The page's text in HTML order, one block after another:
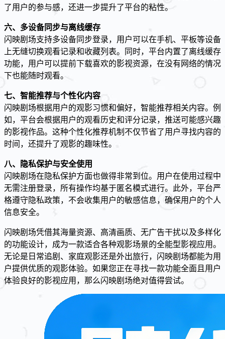
了用户的参与感，还进一步提升了平台的粘性。
六、多设备同步与离线缓存
闪映剧场支持多设备同步登录，用户可以在手机、平板等设备
上无缝切换观看记录和收藏列表。同时，平台内置了离线缓存
功能，用户可以提前下载喜欢的影视资源，在没有网络的情况
下也能随时观看。
七、智能推荐与个性化内容
闪映剧场根据用户的观影习惯和偏好，智能推荐相关内容。例
如，平台会根据用户的观看历史和评分记录，推送可能感兴趣
的影视作品。这种个性化推荐机制不仅节省了用户寻找内容的
时间，还提升了观影的趣味性。
八、隐私保护与安全使用
闪映剧场在隐私保护方面也做得非常到位。用户在使用过程中
无需注册登录，所有操作均基于匿名模式进行。此外，平台严
格遵守隐私政策，不会收集用户的敏感信息，确保用户的个人
信息安全。
闪映剧场凭借其海量资源、高清画质、无广告干扰以及多样化
的功能设计，成为一款适合各种观影场景的全能型影视应用。
无论是日常追剧、家庭观影还是外出旅行，闪映剧场都能为用
户提供优质的观影体验。如果您正在寻找一款功能全面且用户
体验良好的影视应用，那么闪映剧场绝对值得尝试。